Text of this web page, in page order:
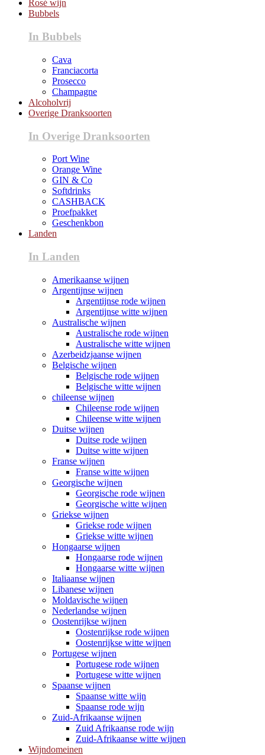
Rosé wijn
Bubbels
In Bubbels
Cava
Franciacorta
Prosecco
Champagne
Alcoholvrij
Overige Dranksoorten
In Overige Dranksoorten
Port Wine
Orange Wine
GIN & Co
Softdrinks
CASHBACK
Proefpakket
Geschenkbon
Landen
In Landen
Amerikaanse wijnen
Argentijnse wijnen
Argentijnse rode wijnen
Argentijnse witte wijnen
Australische wijnen
Australische rode wijnen
Australische witte wijnen
Azerbeidzjaanse wijnen
Belgische wijnen
Belgische rode wijnen
Belgische witte wijnen
chileense wijnen
Chileense rode wijnen
Chileense witte wijnen
Duitse wijnen
Duitse rode wijnen
Duitse witte wijnen
Franse wijnen
Franse witte wijnen
Georgische wijnen
Georgische rode wijnen
Georgische witte wijnen
Griekse wijnen
Griekse rode wijnen
Griekse witte wijnen
Hongaarse wijnen
Hongaarse rode wijnen
Hongaarse witte wijnen
Italiaanse wijnen
Libanese wijnen
Moldavische wijnen
Nederlandse wijnen
Oostenrijkse wijnen
Oostenrijkse rode wijnen
Oostenrijkse witte wijnen
Portugese wijnen
Portugese rode wijnen
Portugese witte wijnen
Spaanse wijnen
Spaanse witte wijn
Spaanse rode wijn
Zuid-Afrikaanse wijnen
Zuid Afrikaanse rode wijn
Zuid-Afrikaanse witte wijnen
Wijndomeinen